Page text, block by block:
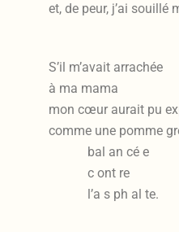
et, de peur, j’ai souillé
S’il m’avait arrachée
à ma mama
mon cœur aurait pu
comme une pomme
bal an cé e
c ont re
l’a s ph al te.